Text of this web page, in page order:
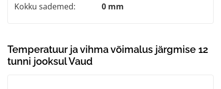
Kokku sademed:
0 mm
Temperatuur ja vihma võimalus järgmise 12
tunni jooksul Vaud